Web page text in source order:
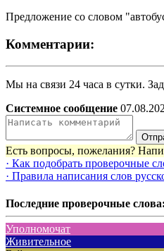
Предложение со словом
Комментарии:
Мы на связи 24 часа в сутки.
Системное сообщение
Есть вопросы, пожелания?
· Как подобрать проверочные
· Правила написания слов
Последние проверочные слова:
Уполномочат
Живительное